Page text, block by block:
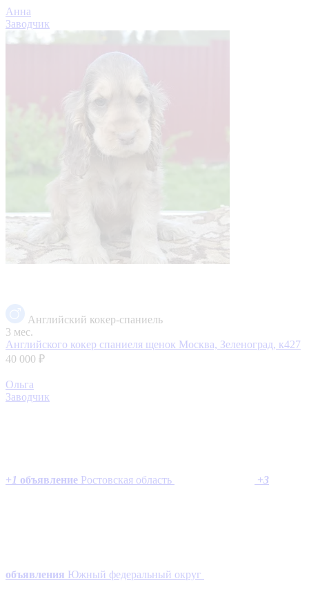
Анна
Заводчик
Английский кокер-спаниель
3 мес.
Английского кокер спаниеля щенок Москва, Зеленоград, к427
40 000 ₽
Ольга
Заводчик
+1 объявление Ростовская область +3
объявления Южный федеральный округ